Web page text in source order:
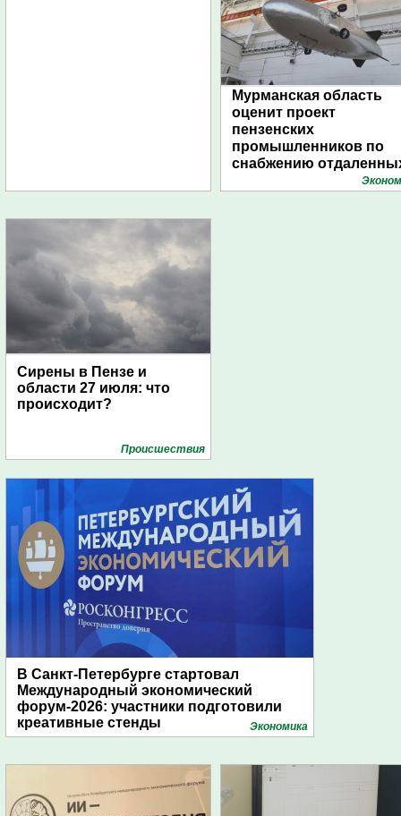
Мурманская область
оценит проект
пензенских
промышленников по
снабжению
поселений с помощью
Сирены в Пензе и
области 27 июля: что
происходит?
Проиcшествия
В Санкт-Петербурге стартовал
Международный экономический
форум-2026: участники подготовили
креативные стенды
Экономика